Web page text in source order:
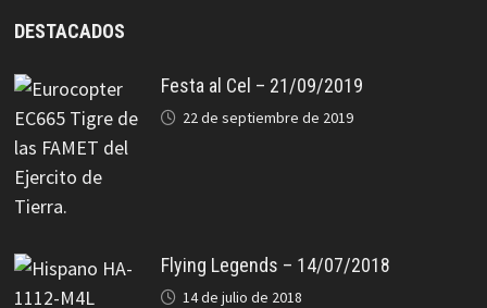
DESTACADOS
Festa al Cel – 21/09/2019
22 de septiembre de 2019
Flying Legends – 14/07/2018
14 de julio de 2018